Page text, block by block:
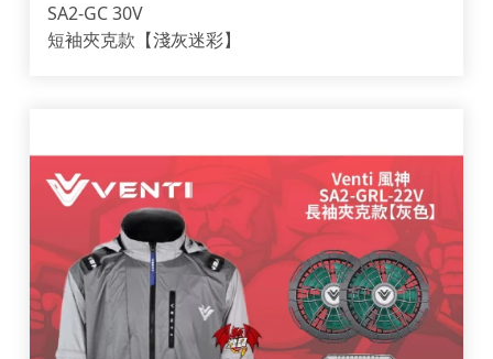
SA2-GC 30V
短袖夾克款【淺灰迷彩】